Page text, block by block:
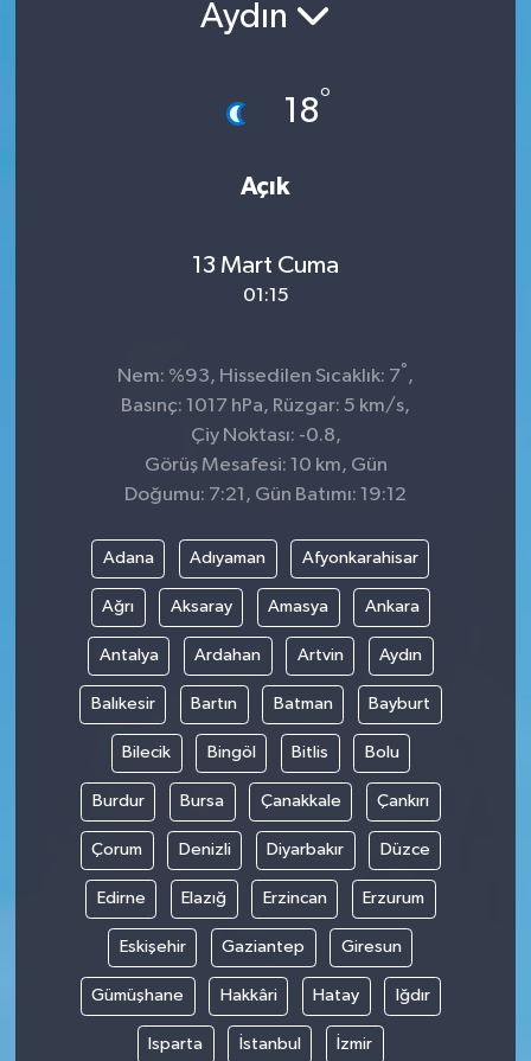
Aydın
18°
Açık
13 Mart Cuma
01:15
Nem: %93, Hissedilen Sıcaklık: 7° ,
Basınç: 1017 hPa, Rüzgar: 5 km/s,
Çiy Noktası: -0.8,
Görüş Mesafesi: 10 km, Gün
Doğumu: 7:21, Gün Batımı: 19:12
Adana Adıyaman Afyonkarahisar
Ağrı Aksaray Amasya Ankara
Antalya Ardahan Artvin Aydın
Balıkesir Bartın Batman Bayburt
Bilecik Bingöl Bitlis Bolu
Burdur Bursa Çanakkale Çankırı
Çorum Denizli Diyarbakır Düzce
Edirne Elazığ Erzincan Erzurum
Eskişehir Gaziantep Giresun
Gümüşhane Hakkâri Hatay Iğdır
Isparta İstanbul İzmir